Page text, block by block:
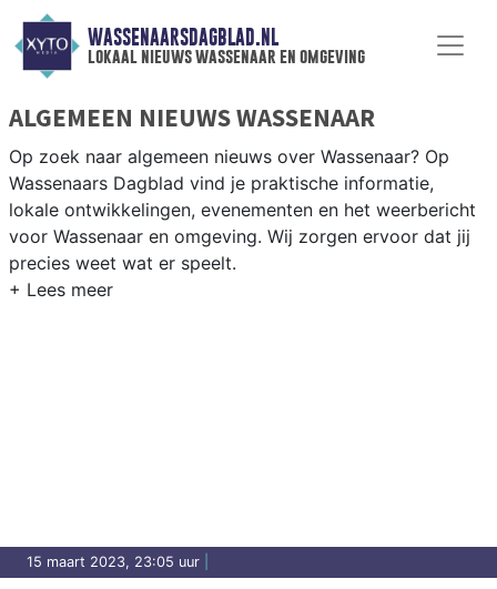
WASSENAARSDAGBLAD.NL
lokaal nieuws wassenaar en omgeving
ALGEMEEN NIEUWS WASSENAAR
Op zoek naar algemeen nieuws over Wassenaar? Op
Wassenaars Dagblad vind je praktische informatie,
lokale ontwikkelingen, evenementen en het weerbericht
voor Wassenaar en omgeving. Wij zorgen ervoor dat jij
precies weet wat er speelt.
15 maart 2023, 23:05 uur